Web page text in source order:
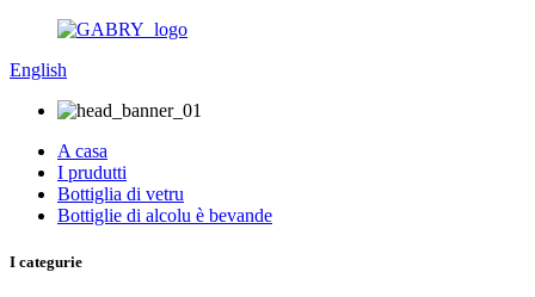
English
A casa
I prudutti
Bottiglia di vetru
Bottiglie di alcolu è bevande
I categurie